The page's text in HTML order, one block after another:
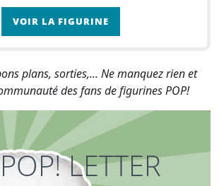
et est un pokémon de première
géné
VOIR LA FIGURINE
plans, sorties,... Ne manquez rien et
des fans de figurines POP!
LETTER